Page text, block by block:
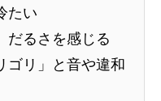
たい
だるさを感じる
ゴリ」と音や違和